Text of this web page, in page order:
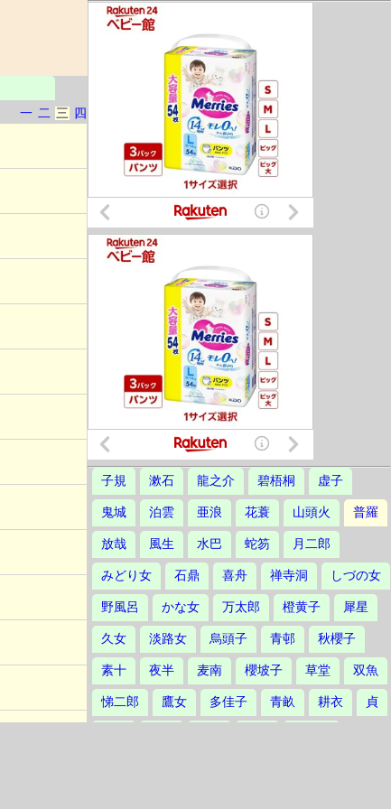
一 二 三 四
子規 漱石 龍之介 碧梧桐 虚子
鬼城 泊雲 亜浪 花蓑 山頭火 普羅
放哉 風生 水巴 蛇笏 月二郎
みどり女 石鼎 喜舟 禅寺洞 しづの女
野風呂 かな女 万太郎 橙黄子 犀星
久女 淡路女 烏頭子 青邨 秋櫻子
素十 夜半 麦南 櫻坡子 草堂 双魚
悌二郎 鷹女 多佳子 青畝 耕衣 貞